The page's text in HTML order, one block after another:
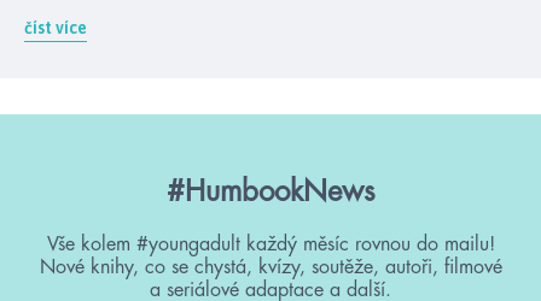
číst více
#HumbookNews
Vše kolem #youngadult každý měsíc rovnou do mailu!
Nové knihy, co se chystá, kvízy, soutěže, autoři, filmové
a seriálové adaptace a další.